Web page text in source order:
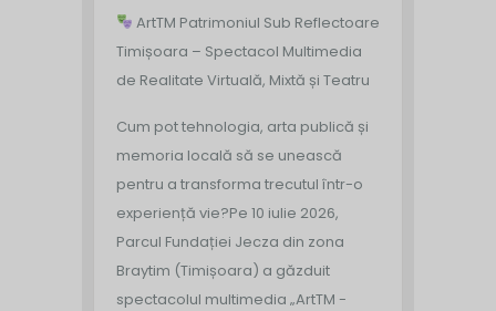
ArtTM Patrimoniul Sub Reflectoare
Timișoara – Spectacol Multimedia
de Realitate Virtuală, Mixtă și Teatru
Cum pot tehnologia, arta publică și
memoria locală să se unească
pentru a transforma trecutul într-o
experiență vie?Pe 10 iulie 2026,
Parcul Fundației Jecza din zona
Braytim (Timișoara) a găzduit
spectacolul multimedia „ArtTM -